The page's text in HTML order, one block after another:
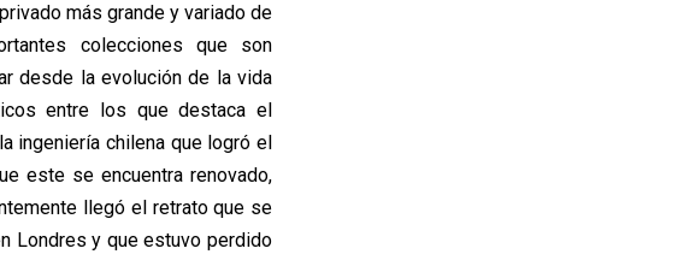
más grande y variado de
colecciones que son
desde la evolución de la vida
entre los que destaca el
ingeniería chilena que logró el
este se encuentra renovado,
llegó el retrato que se
Londres y que estuvo perdido